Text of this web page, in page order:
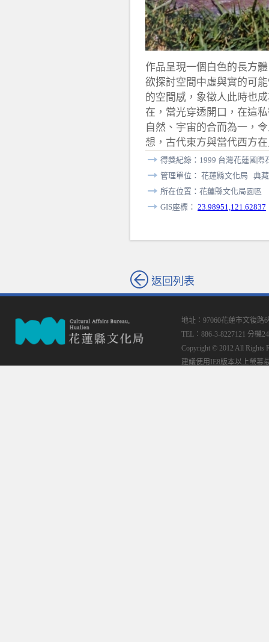
作品呈現一個白色的長方
欲探討空間中虛與實的可
的空間感，象徵人此時也
在，當光穿透開口，在這
自然、宇宙的合而為一，
想，古代東方與當代西方
得獎紀錄：1999 台灣花蓮國
管理單位： 花蓮縣文化局 典藏
所在位置：花蓮縣文化局園區
GIS座標： 23.98951,121.62837
返回列表
地址：97060花蓮市文復路
TEL：886-3-8227121 分機
Copyright © 2012 All Rights
建議使用IE8版本以上螢幕